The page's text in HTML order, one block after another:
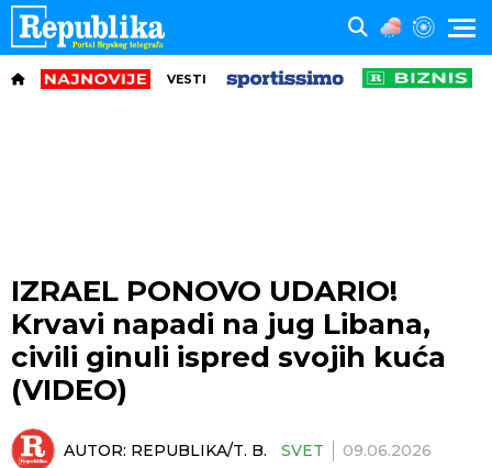
VESTI
IZRAEL PONOVO UDARIO!
Krvavi napadi na jug Libana,
civili ginuli ispred svojih kuća
(VIDEO)
AUTOR: REPUBLIKA/T. B. SVET 09.06.2026